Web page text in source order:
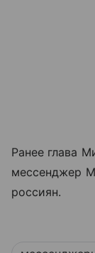
Ранее глава
мессенджер
россиян.